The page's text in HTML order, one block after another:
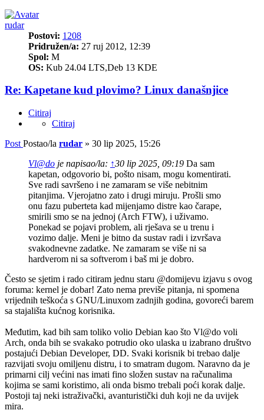
rudar
Postovi: 1208
Pridružen/a: 27 ruj 2012, 12:39
Spol: M
OS: Kub 24.04 LTS,Deb 13 KDE
Re: Kapetane kud plovimo? Linux današnjice
Citiraj
Citiraj
Post Postao/la rudar » 30 lip 2025, 15:26
Vl@do je napisao/la: ↑30 lip 2025, 09:19 Da sam
kapetan, odgovorio bi, pošto nisam, mogu komentirati.
Sve radi savršeno i ne zamaram se više nebitnim
pitanjima. Vjerojatno zato i drugi miruju. Prošli smo
onu fazu puberteta kad mijenjamo distre kao čarape,
smirili smo se na jednoj (Arch FTW), i uživamo.
Ponekad se pojavi problem, ali rješava se u trenu i
vozimo dalje. Meni je bitno da sustav radi i izvršava
svakodnevne zadatke. Ne zamaram se više ni sa
hardverom ni sa softverom i baš mi je dobro.
Često se sjetim i rado citiram jednu staru @domijevu izjavu s ovog
foruma: kernel je dobar! Zato nema previše pitanja, ni spomena
vrijednih teškoća s GNU/Linuxom zadnjih godina, govoreći barem
sa stajališta kućnog korisnika.
Međutim, kad bih sam toliko volio Debian kao što Vl@do voli
Arch, onda bih se svakako potrudio oko ulaska u izabrano društvo
postajući Debian Developer, DD. Svaki korisnik bi trebao dalje
razvijati svoju omiljenu distru, i to smatram dugom. Naravno da je
primarni cilj većini nas imati fino složen sustav na računalima
kojima se sami koristimo, ali onda bismo trebali poći korak dalje.
Postoji taj neki istraživački, avanturistički duh koji ne da uvijek
mira.